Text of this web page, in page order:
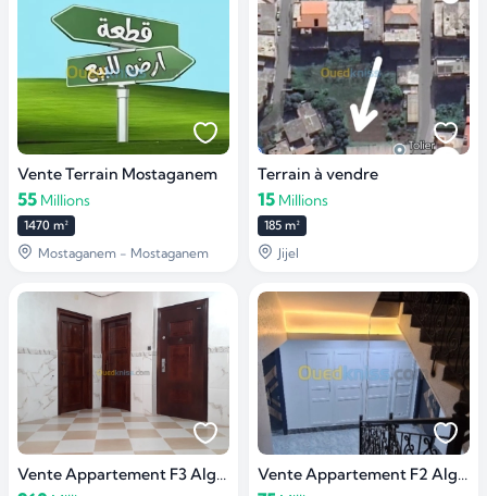
Vente Terrain Mostaganem
55 Millions
1470 m²
Mostaganem - Mostaganem
Terrain à vendre
15 Millions
185 m²
Jijel
Vente Appartement F3 Alger Vente Appartement F2 Alger Bordj el kiffan